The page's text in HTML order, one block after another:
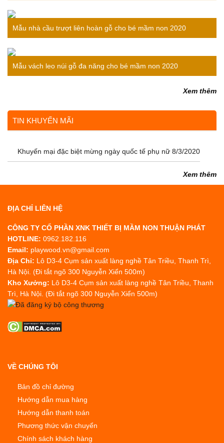
bé
Mẫu nhà cầu trượt liên hoàn gỗ cho bé mầm non 2020
Mẫu vách leo núi gỗ đa năng cho bé mầm non 2020
Xem thêm
TIN KHUYẾN MÃI
Khuyến mại đặc biệt mừng ngày quốc tế phụ nữ 8/3/2020
Xem thêm
ĐỊA CHỈ LIÊN HỆ
CÔNG TY CỔ PHẦN XNK THIẾT BỊ MẦM NON THUẬN PHÁT
HOTLINE: 0962.182.116
Email: playwood.vn@gmail.com
Địa Chỉ: Lô D3-4 Cụm sản xuất làng nghề Tân Triều, Thanh Trì,
Hà Nội. (Đi tắt ngõ 300 Nguyễn Xiển 500m)
Kho Xưởng: Lô D3-4 Cụm sản xuất làng nghề Tân Triều, Thanh
Trì, Hà Nội. (Đi tắt ngõ 300 Nguyễn Xiển 500m)
VỀ CHÚNG TÔI
Bản đồ chỉ đường
Hướng dẫn mua hàng
Hướng dẫn thanh toán
Phương thức vận chuyển
Chính sách khách hàng